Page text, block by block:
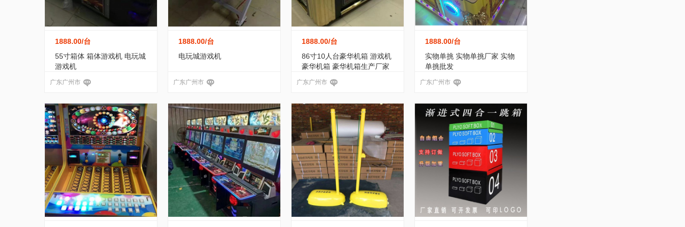
行李车 (148) 极限运动用品 瑜伽用品 (4) 娱乐休闲产... (43)
舞蹈、戏剧道具 射击、射箭用品 击剑、武术用品
其他未分类 体操用品 (180) 裁判、计时... (0)
体质测试仪器 (0) 场地铺设器材 (11)
1888.00/台
55寸箱体 箱体游戏机 电玩城
游戏机
广东广州市
1888.00/台
电玩城游戏机
广东广州市
1888.00/台
86寸10人台豪华机箱 游戏机
豪华机箱 豪华机箱生产厂家
广东广州市
1888.00/台
实物单挑 实物单挑厂家 实物
单挑批发
广东广州市